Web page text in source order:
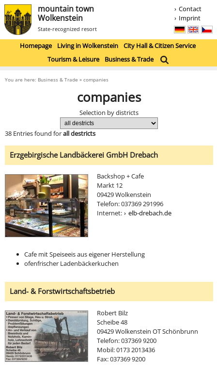
mountain town
Wolkenstein
State-recognized resort
Contact
Imprint
Homepage Living in Wolkenstein
City Hall & Citizen Service
Tourism & Leisure
Business & Trade
You are here: Business & Trade » companies
companies
Selection by districts
38 Entries found forall destricts
Erzgebirgische Landbäckerei GmbH Drebach
Backshop + Cafe
Markt 12
09429 Wolkenstein
Telefon: 037369 291996
Internet:
elb-drebach.de
Cafe mit Speiseeis aus eigener Herstellung
ofenfrischer Ladenbäckerkuchen
Land- & Forstwirtschaftsbetrieb
Robert Bilz
Scheibe 48
09429 Wolkenstein OT Schönbrunn
Telefon: 037369 9200
Mobil: 0173 2013436
Fax: 037369 9200